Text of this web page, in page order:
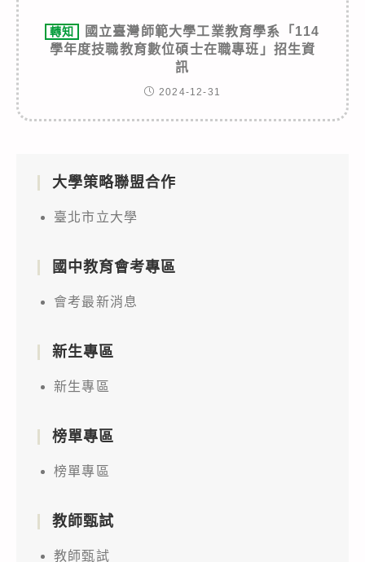
轉知
國立臺灣師範大學工業教育學系「114
學年度技職教育數位碩士在職專班」招生資
訊
2024-12-31
大學策略聯盟合作
臺北市立大學
國中教育會考專區
會考最新消息
新生專區
新生專區
榜單專區
榜單專區
教師甄試
教師甄試